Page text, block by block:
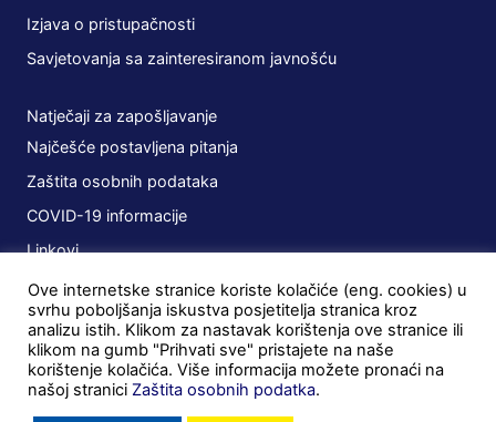
Izjava o pristupačnosti
Savjetovanja sa zainteresiranom javnošću
Natječaji za zapošljavanje
Najčešće postavljena pitanja
Zaštita osobnih podataka
COVID-19 informacije
Linkovi
Planovi
Javna nabava
Ugovori
Ove internetske stranice koriste kolačiće (eng. cookies) u
svrhu poboljšanja iskustva posjetitelja stranica kroz
analizu istih. Klikom za nastavak korištenja ove stranice ili
klikom na gumb "Prihvati sve" pristajete na naše
korištenje kolačića. Više informacija možete pronaći na
našoj stranici Zaštita osobnih podatka.